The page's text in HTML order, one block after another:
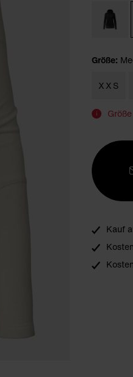
Größe:
XXS
i
Kauf